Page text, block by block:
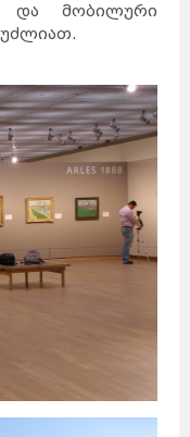
და მობილური